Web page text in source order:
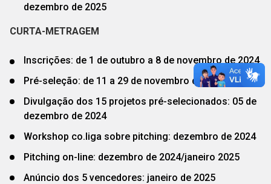
dezembro de 2025
CURTA-METRAGEM
Inscrições: de 1 de outubro a 8 de novembro de 2024
Pré-seleção: de 11 a 29 de novembro de 2024
Divulgação dos 15 projetos pré-selecionados: 05 de
dezembro de 2024
Workshop co.liga sobre pitching: dezembro de 2024
Pitching on-line: dezembro de 2024/janeiro 2025
Anúncio dos 5 vencedores: janeiro de 2025